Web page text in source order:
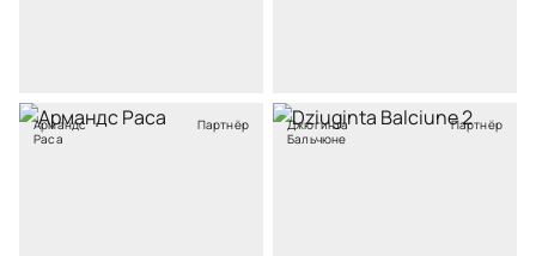
Армандс
Раса
Партнёр
Джюгинта
Бальчюне
Партнёр